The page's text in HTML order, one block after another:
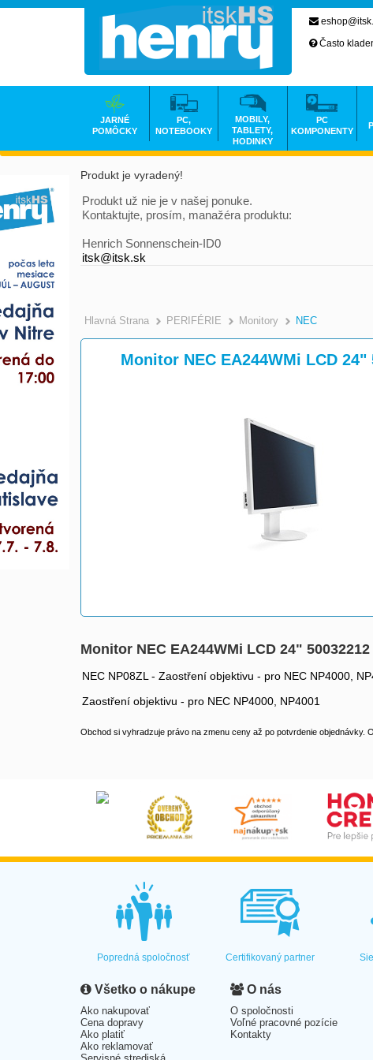
Produkt je vyradený!
Produkt už nie je v našej ponuke.
Kontaktujte, prosím, manažéra produktu:
Henrich Sonnenschein-ID0
itsk@itsk.sk
Hlavná Strana >
PERIFÉRIE >
Monitory NEC
Monitor NEC EA244WMi LCD 24"
Monitor NEC EA244WMi LCD 24" 50032212
NEC NP08ZL - Zaostření objektivu - pro NEC NP4000,
Zaostření objektivu - pro NEC NP4000, NP4001
Obchod si vyhradzuje právo na zmenu ceny až po potvrdenie objednávky.
Často
JARNÉ
POMÔCKY
PC,
NOTEBOOKY
MOBILY,
TABLETY,
HODINKY
PC
KOMPONENTY
Popredná spoločnosť Certifikovaný partner
Všetko o nákupe
Ako nakupovať
Cena dopravy
Ako platiť
Ako reklamovať
O nás
O spoločnosti
Voľné pracovné pozície
Kontakty